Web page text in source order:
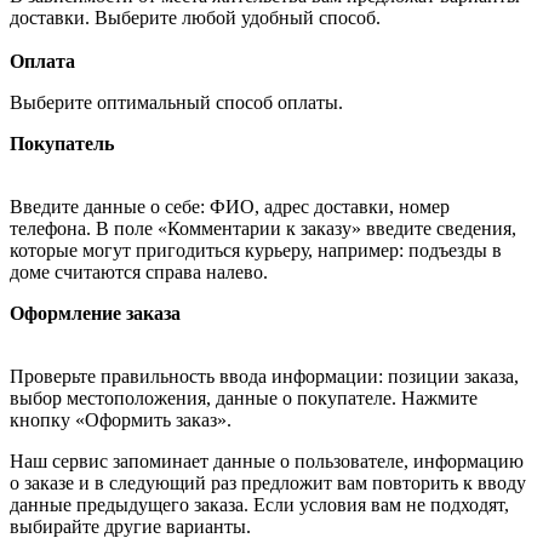
доставки. Выберите любой удобный способ.
Оплата
Выберите оптимальный способ оплаты.
Покупатель
Введите данные о себе: ФИО, адрес доставки, номер
телефона. В поле «Комментарии к заказу» введите сведения,
которые могут пригодиться курьеру, например: подъезды в
доме считаются справа налево.
Оформление заказа
Проверьте правильность ввода информации: позиции заказа,
выбор местоположения, данные о покупателе. Нажмите
кнопку «Оформить заказ».
Наш сервис запоминает данные о пользователе, информацию
о заказе и в следующий раз предложит вам повторить к вводу
данные предыдущего заказа. Если условия вам не подходят,
выбирайте другие варианты.